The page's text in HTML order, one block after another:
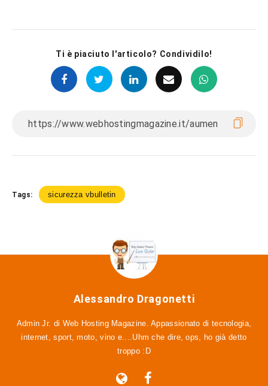
Ti è piaciuto l'articolo? Condividilo!
Tags: sicurezza vbulletin
Alessandro Dragonetti
Admin Jr. di Web Hosting Magazine. Appassionato di tecnologia,
internet, sport, moto, vino e....Uhm che dire, ops, ho già detto
troppo :D